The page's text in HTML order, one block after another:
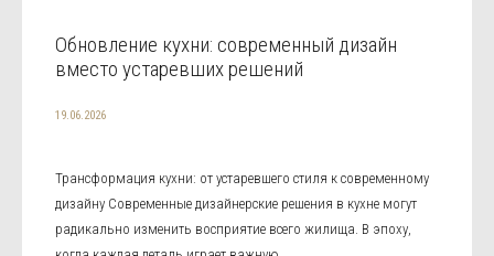
Обновление кухни: современный дизайн
вместо устаревших решений
19.06.2026
Трансформация кухни: от устаревшего стиля к современному
дизайну Современные дизайнерские решения в кухне могут
радикально изменить восприятие всего жилища. В эпоху,